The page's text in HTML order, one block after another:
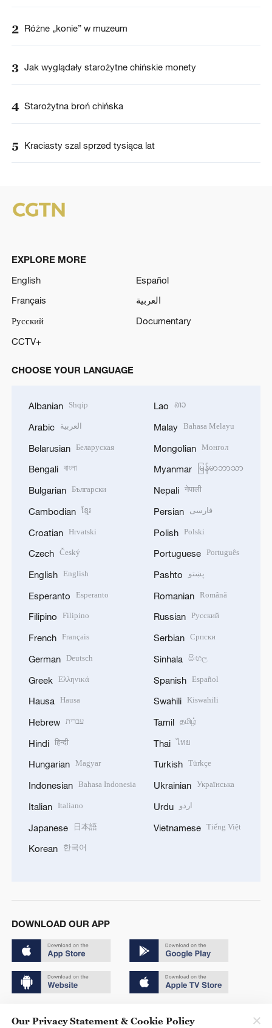
2 Różne „konie” w muzeum
3 Jak wyglądały starożytne chińskie monety
4 Starożytna broń chińska
5 Kraciasty szal sprzed tysiąca lat
EXPLORE MORE
English
Español
Français
العربية
Русский
Documentary
CCTV+
CHOOSE YOUR LANGUAGE
Albanian Shqip
Arabic العربية
Belarusian Беларуская
Bengali বাংলা
Bulgarian Български
Cambodian ខ្មែរ
Croatian Hrvatski
Czech Český
English English
Esperanto Esperanto
Filipino Filipino
French Français
German Deutsch
Greek Ελληνικά
Hausa Hausa
Hebrew עברית
Hindi हिन्दी
Hungarian Magyar
Indonesian Bahasa Indonesia
Italian Italiano
Japanese 日本語
Korean 한국어
Lao ລາວ
Malay Bahasa Melayu
Mongolian Монгол
Myanmar မြန်မာဘာသာ
Nepali नेपाली
Persian فارسی
Polish Polski
Portuguese Português
Pashto پښتو
Romanian Română
Russian Русский
Serbian Српски
Sinhala සිංහල
Spanish Español
Swahili Kiswahili
Tamil தமிழ்
Thai ไทย
Turkish Türkçe
Ukrainian Українська
Urdu اردو
Vietnamese Tiếng Việt
DOWNLOAD OUR APP
Our Privacy Statement & Cookie Policy